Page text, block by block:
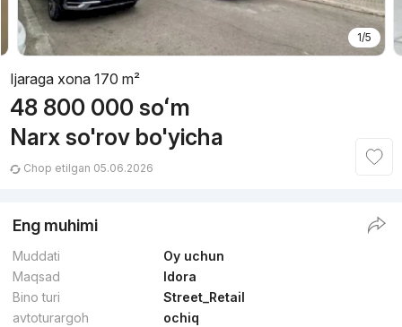
1/5
Ijaraga xona 170 m²
48 800 000 soʻm
Narx so'rov bo'yicha
Chop etilgan 05.06.2026
Eng muhimi
Muddati
Oy uchun
Maqsad
Idora
Bino turi
Street_Retail
avtoturargoh
ochiq